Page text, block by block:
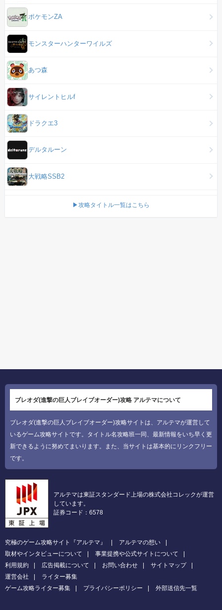
ポケモンZA
モンスターハンターワイルズ
あつ森
サイレントヒルf
ドラクエ3
デルタルーン
大戦略SSB2
▶攻略タイトル一覧はこちら
ブレオダ(進撃の巨人ブレイブオーダー)攻略 アルテマについて
ブレオダ(進撃の巨人ブレイブオーダー)攻略サイトは、アルテマが運営して
いるゲーム攻略サイトです。タイトル名攻略班一同、最新情報をいち早く更
新できるように努めてまいります。また、当サイトは基本的にリンクフリー
です。
アルテマは東証スタンダード上場の株式会社コレックが運営
しています。
証券コード：6578
究極のゲーム攻略サイト『アルテマ』
アルテマの想い
取材やインタビューについて
事業提携や公式サイトについて
利用規約
広告掲載について お問い合わせ
サイトマップ
運営会社
ライター募集
ゲーム攻略ライター募集
プライバシーポリシー 外部送信先一覧